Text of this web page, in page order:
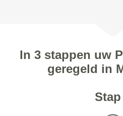
In 3 stappen uw
geregeld in